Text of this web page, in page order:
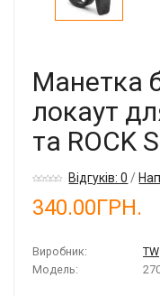
Манетка
локаут
та ROCK
Відгуків: 0 /
340.00ГРН.
Виробник:
TW
Модель: